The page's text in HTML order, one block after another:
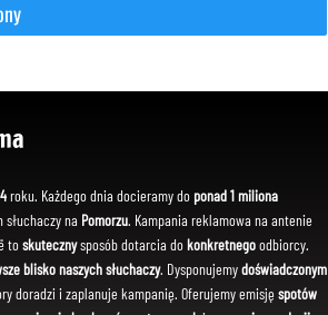
roku. Każdego dnia docieramy do ponad 1 miliona
na Pomorzu. Kampania reklamowa na antenie
toskutecznysposób dotarcia dokonkretnegoodbiorcy.
blisko naszych słuchaczy. Dysponujemydoświadczonym
doradzi i zaplanuje kampanię. Oferujemy emisję spotów